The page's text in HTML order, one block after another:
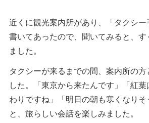
近くに観光案内所があり、「タクシー
書いてあったので、聞いてみると、
ました。
タクシーが来るまでの間、案内所の方
した。「東京から来たんです」「紅
わりですね」「明日の朝も寒くなり
と、旅らしい会話を楽しみました。